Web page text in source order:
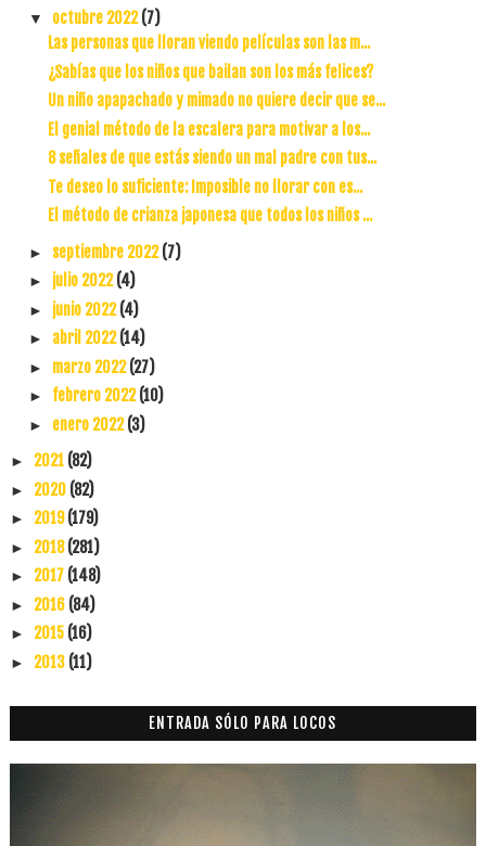
▼ octubre 2022(7)
Las personas que lloran viendo películas son las m...
¿Sabías que los niños que bailan son los más felices?
Un niño apapachado y mimado no quiere decir que se...
El genial método de la escalera para motivar a los...
8 señales de que estás siendo un mal padre con tus...
Te deseo lo suficiente: Imposible no llorar con es...
El método de crianza japonesa que todos los niños ...
► septiembre 2022(7)
► julio 2022(4)
► junio 2022(4)
► abril 2022(14)
► marzo 2022(27)
► febrero 2022(10)
► enero 2022(3)
► 2021 (82)
► 2020 (82)
► 2019(179)
► 2018(281)
► 2017 (148)
► 2016 (84)
► 2015 (16)
► 2013 (11)
ENTRADA SÓLO PARA LOCOS